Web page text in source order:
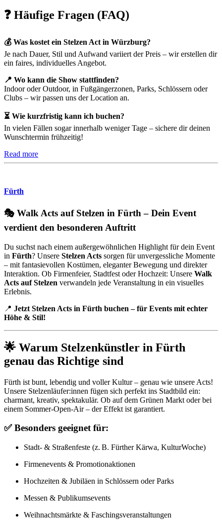
❓ Häufige Fragen (FAQ)
💰 Was kostet ein Stelzen Act in Würzburg?
Je nach Dauer, Stil und Aufwand variiert der Preis – wir erstellen dir
ein faires, individuelles Angebot.
📍 Wo kann die Show stattfinden?
Indoor oder Outdoor, in Fußgängerzonen, Parks, Schlössern oder
Clubs – wir passen uns der Location an.
⏳ Wie kurzfristig kann ich buchen?
In vielen Fällen sogar innerhalb weniger Tage – sichere dir deinen
Wunschtermin frühzeitig!
Read more
Fürth
🎭 Walk Acts auf Stelzen in Fürth – Dein Event
verdient den besonderen Auftritt
Du suchst nach einem außergewöhnlichen Highlight für dein Event
in Fürth? Unsere Stelzen Acts sorgen für unvergessliche Momente
– mit fantasievollen Kostümen, eleganter Bewegung und direkter
Interaktion. Ob Firmenfeier, Stadtfest oder Hochzeit: Unsere Walk
Acts auf Stelzen verwandeln jede Veranstaltung in ein visuelles
Erlebnis.
📍 Jetzt Stelzen Acts in Fürth buchen – für Events mit echter
Höhe & Stil!
🌟 Warum Stelzenkünstler in Fürth
genau das Richtige sind
Fürth ist bunt, lebendig und voller Kultur – genau wie unsere Acts!
Unsere Stelzenläufer:innen fügen sich perfekt ins Stadtbild ein:
charmant, kreativ, spektakulär. Ob auf dem Grünen Markt oder bei
einem Sommer-Open-Air – der Effekt ist garantiert.
✅ Besonders geeignet für:
Stadt- & Straßenfeste (z. B. Fürther Kärwa, KulturWoche)
Firmenevents & Promotionaktionen
Hochzeiten & Jubiläen in Schlössern oder Parks
Messen & Publikumsevents
Weihnachtsmärkte & Faschingsveranstaltungen